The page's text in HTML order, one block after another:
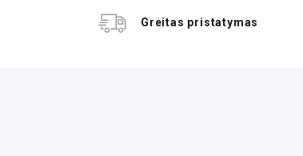
Greitas pristatymas